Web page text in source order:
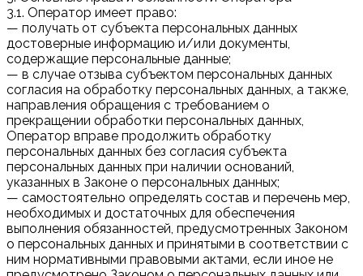
3.1. Оператор имеет право:
— получать от субъекта персональных данных
достоверные информацию и/или документы,
содержащие персональные данные;
— в случае отзыва субъектом персональных данных
согласия на обработку персональных данных, а также,
направления обращения с требованием о
прекращении обработки персональных данных,
Оператор вправе продолжить обработку
персональных данных без согласия субъекта
персональных данных при наличии оснований,
указанных в Законе о персональных данных;
— самостоятельно определять состав и перечень мер,
необходимых и достаточных для обеспечения
выполнения обязанностей, предусмотренных Законом
о персональных данных и принятыми в соответствии с
ним нормативными правовыми актами, если иное не